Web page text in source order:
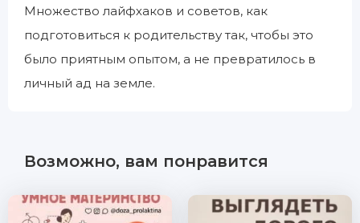
Множество лайфхаков и советов, как
подготовиться к родительству так, чтобы это
было приятным опытом, а не превратилось в
личный ад на земле.
Возможно, вам понравится